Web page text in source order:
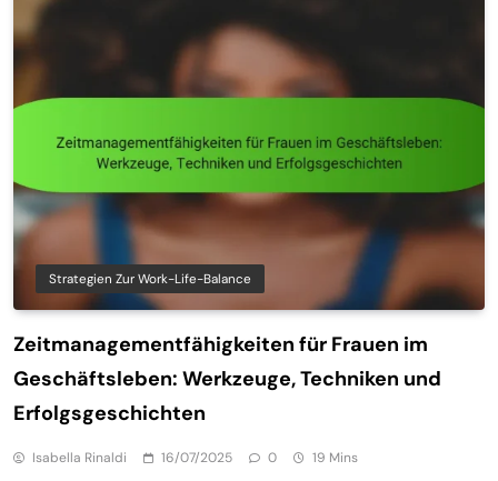
Strategien Zur Work-Life-Balance
Zeitmanagementfähigkeiten für Frauen im
Geschäftsleben: Werkzeuge, Techniken und
Erfolgsgeschichten
Isabella Rinaldi 16/07/2025 0 19 Mins